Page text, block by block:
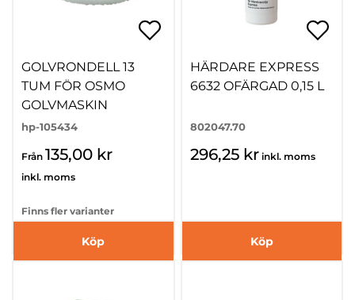
GOLVRONDELL 13
TUM FÖR OSMO
GOLVMASKIN
hp-105434
Från 135,00 kr
inkl. moms
Finns fler varianter
Köp
HÄRDARE EXPRESS
6632 OFÄRGAD 0,15 L
802047.70
296,25 kr inkl. moms
Köp